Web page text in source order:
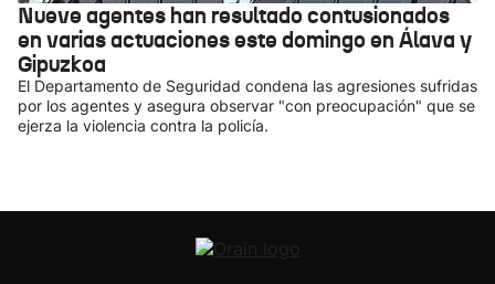
Nueve agentes han resultado contusionados
en varias actuaciones este domingo en Álava y
Gipuzkoa
El Departamento de Seguridad condena las agresiones sufridas
por los agentes y asegura observar "con preocupación" que se
ejerza la violencia contra la policía.